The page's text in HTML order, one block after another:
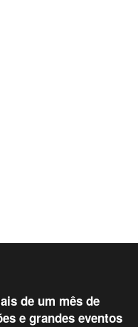
de um mês de
e grandes eventos